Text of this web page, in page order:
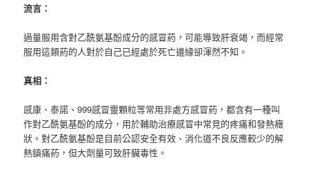
流言：
過量服用含對乙酰氨基酚成分的感冒葯，可能導致肝衰竭，而經常
服用這類葯的人對於自己已經處於死亡邊緣卻渾然不知。
真相：
感康、泰諾、999感冒靈顆粒等常用非處方感冒葯，都含有一種叫
作對乙酰氨基酚的成分，用於輔助治療感冒中常見的疼痛和發熱癥
狀。對乙酰氨基酚是目前公認安全有效、消化道不良反應較少的解
熱鎮痛葯，但大劑量可致肝臟毒性。